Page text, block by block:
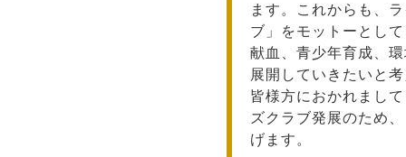
ます。これからも、
ブ」をモットーとし
献血、青少年育成、
展開していきたいと
皆様方におかれまし
ズクラブ発展のため
げます。